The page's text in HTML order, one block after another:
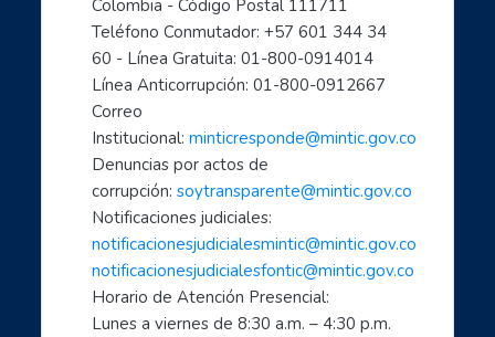
- Introducción al mundo digital
- Formación en Internet para personas mayores
- Mujeres líderes de la Transformación Digital
- Mujeres creadoras de contenido Digital
- Transforma tu mundo con internet: paso a paso de...
- Ciberperiodismo comunitario a tu alcance
- Cómo hacer trámites por internet con el estado
- Aprende a cuidarte en el mundo digital
- Las TIC aliadas fundamentales para el teletrabaj...
- Sácale provecho a tus dispositivos móviles: celu...
- Soy un profe TIC: Comparte con el mundo tus cono...
Colombia - Código Postal 111711
Teléfono Conmutador: +57 601 344 34
60 - Línea Gratuita: 01-800-0914014
Línea Anticorrupción: 01-800-0912667
Correo
Institucional: minticresponde@mintic.gov.co
Denuncias por actos de
corrupción: soytransparente@mintic.gov.co
Notificaciones judiciales:
notificacionesjudicialesmintic@mintic.gov.co
notificacionesjudicialesfontic@mintic.gov.co
Horario de Atención Presencial:
Lunes a viernes de 8:30 a.m. – 4:30 p.m.